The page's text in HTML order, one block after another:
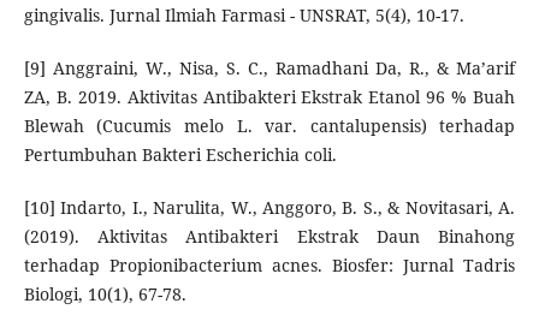
gingivalis. Jurnal Ilmiah Farmasi - UNSRAT, 5(4), 10-17.
[9] Anggraini, W., Nisa, S. C., Ramadhani Da, R., & Ma’arif
ZA, B. 2019. Aktivitas Antibakteri Ekstrak Etanol 96 % Buah
Blewah (Cucumis melo L. var. cantalupensis) terhadap
Pertumbuhan Bakteri Escherichia coli.
[10] Indarto, I., Narulita, W., Anggoro, B. S., & Novitasari, A.
(2019). Aktivitas Antibakteri Ekstrak Daun Binahong
terhadap Propionibacterium acnes. Biosfer: Jurnal Tadris
Biologi, 10(1), 67-78.